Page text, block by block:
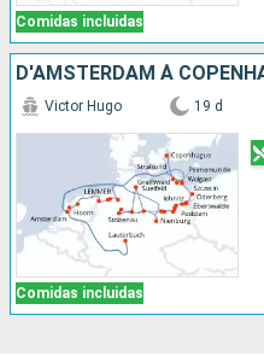
Comidas incluidas
Comidas incluidas
Victor Hugo 19 d